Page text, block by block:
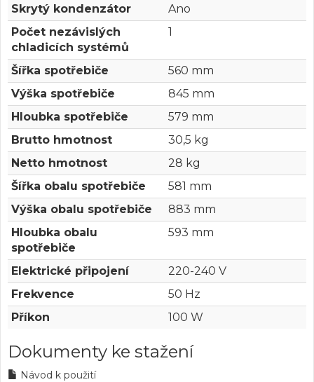
Skrytý kondenzátor
Ano
Počet nezávislých
chladicích systémů
1
Šířka spotřebiče
560 mm
Výška spotřebiče
845 mm
Hloubka spotřebiče
579 mm
Brutto hmotnost
30,5 kg
Netto hmotnost
28 kg
Šířka obalu spotřebiče
581 mm
Výška obalu spotřebiče
883 mm
Hloubka obalu
spotřebiče
593 mm
Elektrické připojení
220-240 V
Frekvence
50 Hz
Příkon
100 W
Dokumenty ke stažení
Návod k použití